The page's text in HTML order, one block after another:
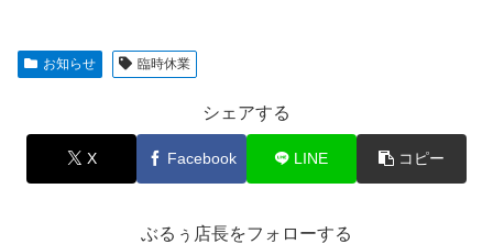
お知らせ 臨時休業
シェアする
X Facebook LINE コピー
ぶるぅ店長をフォローする